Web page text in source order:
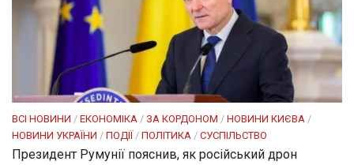
ВСІ НОВИНИ / ЕКОНОМІКА / ЗА КОРДОНОМ / НОВИНИ КИЄВА /
НОВИНИ УКРАЇНИ / ПОДІЇ / ПОЛІТИКА / СУСПІЛЬСТВО
Президент Румунії пояснив, як російський дрон